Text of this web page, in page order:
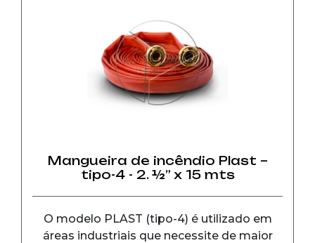
Mangueira de incêndio Plast –
tipo-4 - 2. ½” x 15 mts
O modelo PLAST (tipo-4) é utilizado em
áreas industriais que necessite de maior